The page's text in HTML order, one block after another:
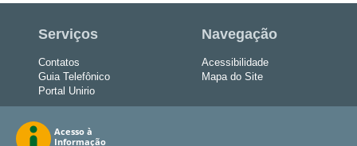
Serviços
Contatos
Guia Telefônico
Portal Unirio
Navegação
Acessibilidade
Mapa do Site